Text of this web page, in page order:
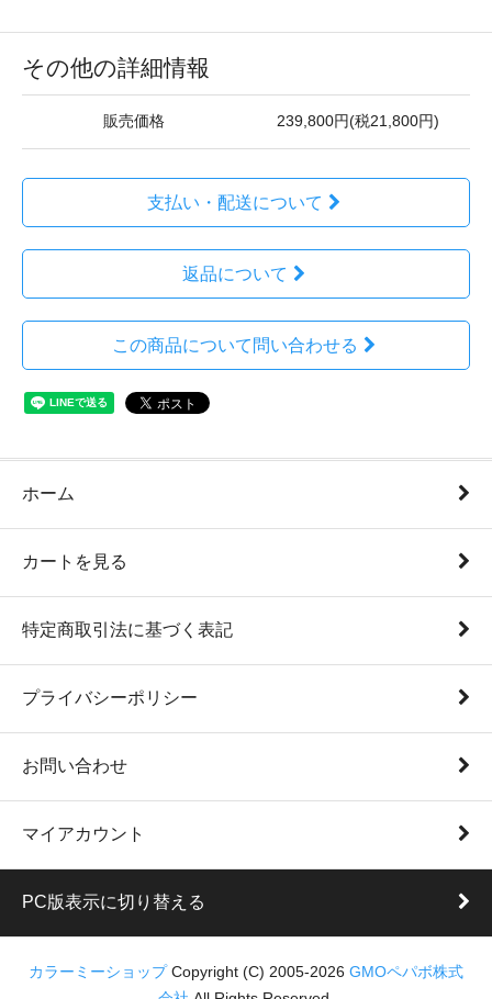
その他の詳細情報
販売価格 239,800円(税21,800円)
支払い・配送について
返品について
この商品について問い合わせる
ホーム
カートを見る
特定商取引法に基づく表記
プライバシーポリシー
お問い合わせ
マイアカウント
PC版表示に切り替える
カラーミーショップ Copyright (C) 2005-2026 GMOペパボ株式